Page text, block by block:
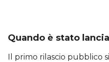
Quando è stato
Il primo rilascio pubblico